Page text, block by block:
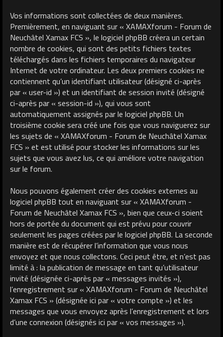
Vos informations sont collectées de deux manières.
Premièrement, en naviguant sur « XAMAXforum - Forum de
Neuchâtel Xamax FCS », le logiciel phpBB créera un certain
nombre de cookies, qui sont des petits fichiers textes
téléchargés dans les fichiers temporaires du navigateur
Internet de votre ordinateur. Les deux premiers cookies ne
contiennent qu’un identifiant utilisateur (désigné ci-après
par « user-id ») et un identifiant de session invité (désigné
ci-après par « session-id »), qui vous sont
automatiquement assignés par le logiciel phpBB. Un
troisième cookie sera créé une fois que vous naviguerez sur
les sujets de « XAMAXforum - Forum de Neuchâtel Xamax
FCS » et est utilisé pour stocker les informations sur les
sujets que vous avez lus, ce qui améliore votre navigation
sur le forum.
Nous pouvons également créer des cookies externes au
logiciel phpBB tout en naviguant sur « XAMAXforum -
Forum de Neuchâtel Xamax FCS », bien que ceux-ci soient
hors de portée du document qui est prévu pour couvrir
seulement les pages créées par le logiciel phpBB. La seconde
manière est de récupérer l’information que vous nous
envoyez et que nous collectons. Ceci peut être, et n’est pas
limité à : la publication de message en tant qu’utilisateur
invité (désignée ci-après par « messages invités »),
l’enregistrement sur « XAMAXforum - Forum de Neuchâtel
Xamax FCS » (désignée ici par « votre compte ») et les
messages que vous envoyez après l’enregistrement et lors
d’une connexion (désignés ici par « vos messages »).